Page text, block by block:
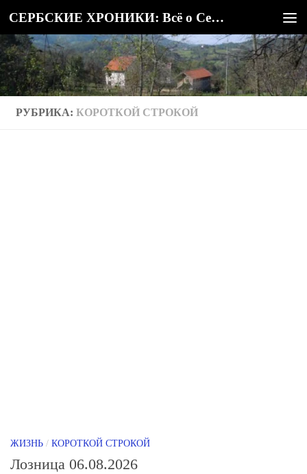
Под записью СЕРБСКИЕ ХРОНИКИ: Всё о Сербии
РУБРИКА: КОРОТКОЙ СТРОКОЙ
ЖИЗНЬ / КОРОТКОЙ СТРОКОЙ
Лозница 06.08.2026